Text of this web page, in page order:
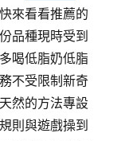
來看看推薦的
品種現時受到
喝低脂奶低脂
不受限制新奇
然的方法專設
則與遊戲操到